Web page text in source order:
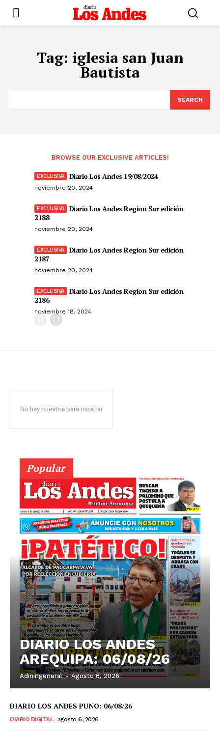
Tag: iglesia san Juan
Bautista
SEARCH
BROWSE OUR EXCLUSIVE ARTICLES!
Diario Los Andes 19/08/2024
noviembre 20, 2024
Diario Los Andes Region Sur edición
2188
noviembre 20, 2024
Diario Los Andes Region Sur edición
2187
noviembre 20, 2024
Diario Los Andes Region Sur edición
2186
noviembre 18, 2024
No hay puestos para mostrar
Popular
DIARIO LOS ANDES
AREQUIPA: 06/08/26
Admingeneral - Agosto 6, 2026
DIARIO LOS ANDES PUNO: 06/08/26
DIARIO DIGITAL agosto 6, 2026